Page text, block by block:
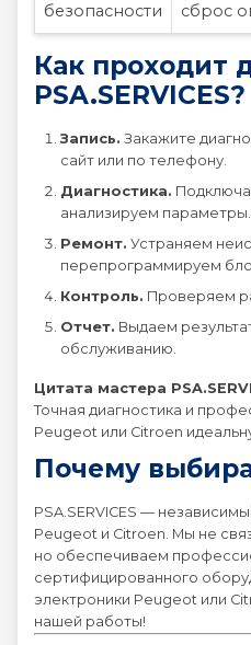
безопасности
сброс
Как проходит
PSA.SERVICES?
Запись. Закажите
сайт или по телефону.
Диагностика.
анализируем параметры.
Ремонт. Устраняем
перепрограммируем
Контроль. Проверяем
Отчет. Выдаем
обслуживанию.
Цитата мастера
Точная диагностика и
Peugeot или Citroen
Почему
PSA.SERVICES —
Peugeot и Citroen. Мы не
но обеспечиваем
сертифицированного
электроники Peugeot или
нашей работы!